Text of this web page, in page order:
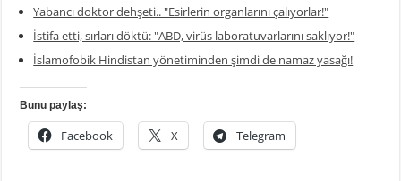
Yabancı doktor dehşeti.. "Esirlerin organlarını çalıyorlar!"
İstifa etti, sırları döktü: "ABD, virüs laboratuvarlarını saklıyor!"
İslamofobik Hindistan yönetiminden şimdi de namaz yasağı!
Bunu paylaş:
Facebook X Telegram